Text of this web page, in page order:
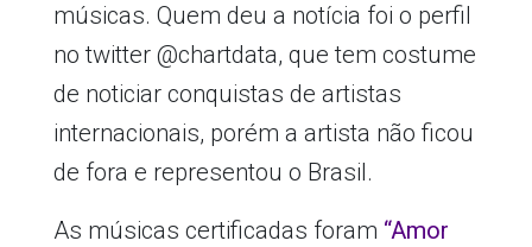
músicas. Quem deu a notícia foi o perfil
no twitter @chartdata, que tem costume
de noticiar conquistas de artistas
internacionais, porém a artista não ficou
de fora e representou o Brasil.
As músicas certificadas foram “Amor